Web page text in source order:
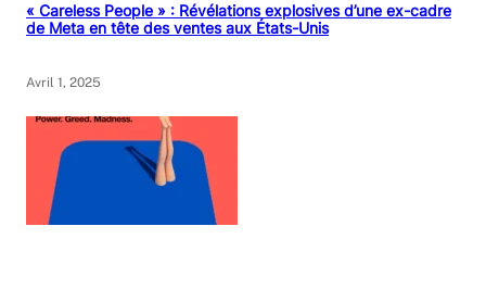
« Careless People » : Révélations explosives d’une ex-cadre
de Meta en tête des ventes aux États-Unis
Avril 1, 2025